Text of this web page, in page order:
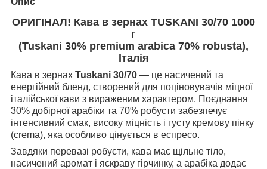
ОРИГІНАЛ! Кава в зернах TUSKANI 30/70 1000
г
(Tuskani 30% premium arabica 70% robusta),
Італія
Кава в зернах Tuskani 30/70 — це насичений та
енергійний бленд, створений для поціновувачів міцної
італійської кави з вираженим характером. Поєднання
30% добірної арабіки та 70% робусти забезпечує
інтенсивний смак, високу міцність і густу кремову пінку
(crema), яка особливо цінується в еспресо.
Завдяки перевазі робусти, кава має щільне тіло,
насичений аромат і яскраву гірчинку, а арабіка додає